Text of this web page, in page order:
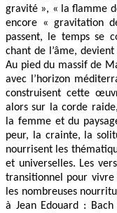
gravité », « la flamme
encore « gravitation
passent, le temps se
chant de l’âme,
Au pied du massif de
avec l’horizon
construisent cette
alors sur la corde
la femme et du
peur, la crainte, la
nourrisent les
et universelles. Les
transitionnel pour vivre
les nombreuses
à Jean Edouard :